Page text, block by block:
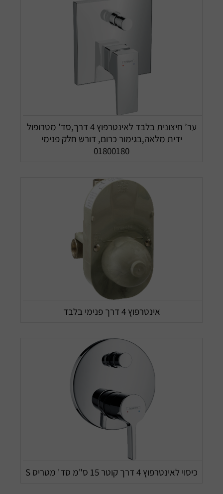
ער’ חיצונית בלבד לאינטרפוץ 4 דרך,סד’ מטרופול
ידית מלאה,בגימור כרום, דורש חלק פנימי
01800180
אינטרפוץ 4 דרך פנימי בלבד
כיסוי לאינטרפוץ 4 דרך קוטר 15 ס"מ סד' מטריס S